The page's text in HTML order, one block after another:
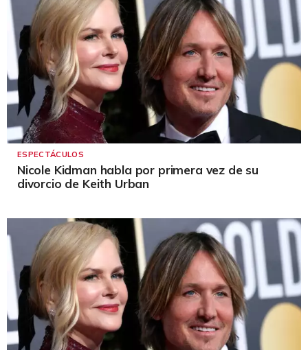
ESPECTÁCULOS
Nicole Kidman habla por primera vez de su
divorcio de Keith Urban